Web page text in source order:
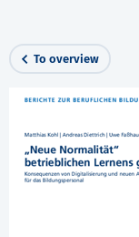
To overview